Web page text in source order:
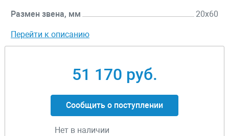
Размен звена, мм 20х60
Перейти к описанию
51 170 руб.
Сообщить о поступлении
Нет в наличии